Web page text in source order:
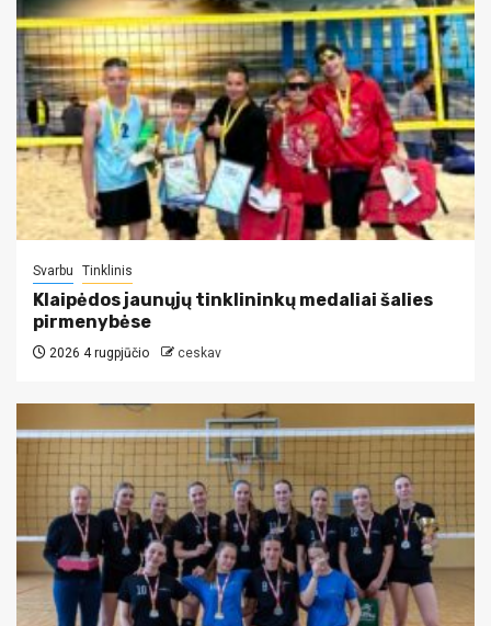
Svarbu Tinklinis
Klaipėdos jaunųjų tinklininkų medaliai šalies
pirmenybėse
2026 4 rugpjūčio ceskav